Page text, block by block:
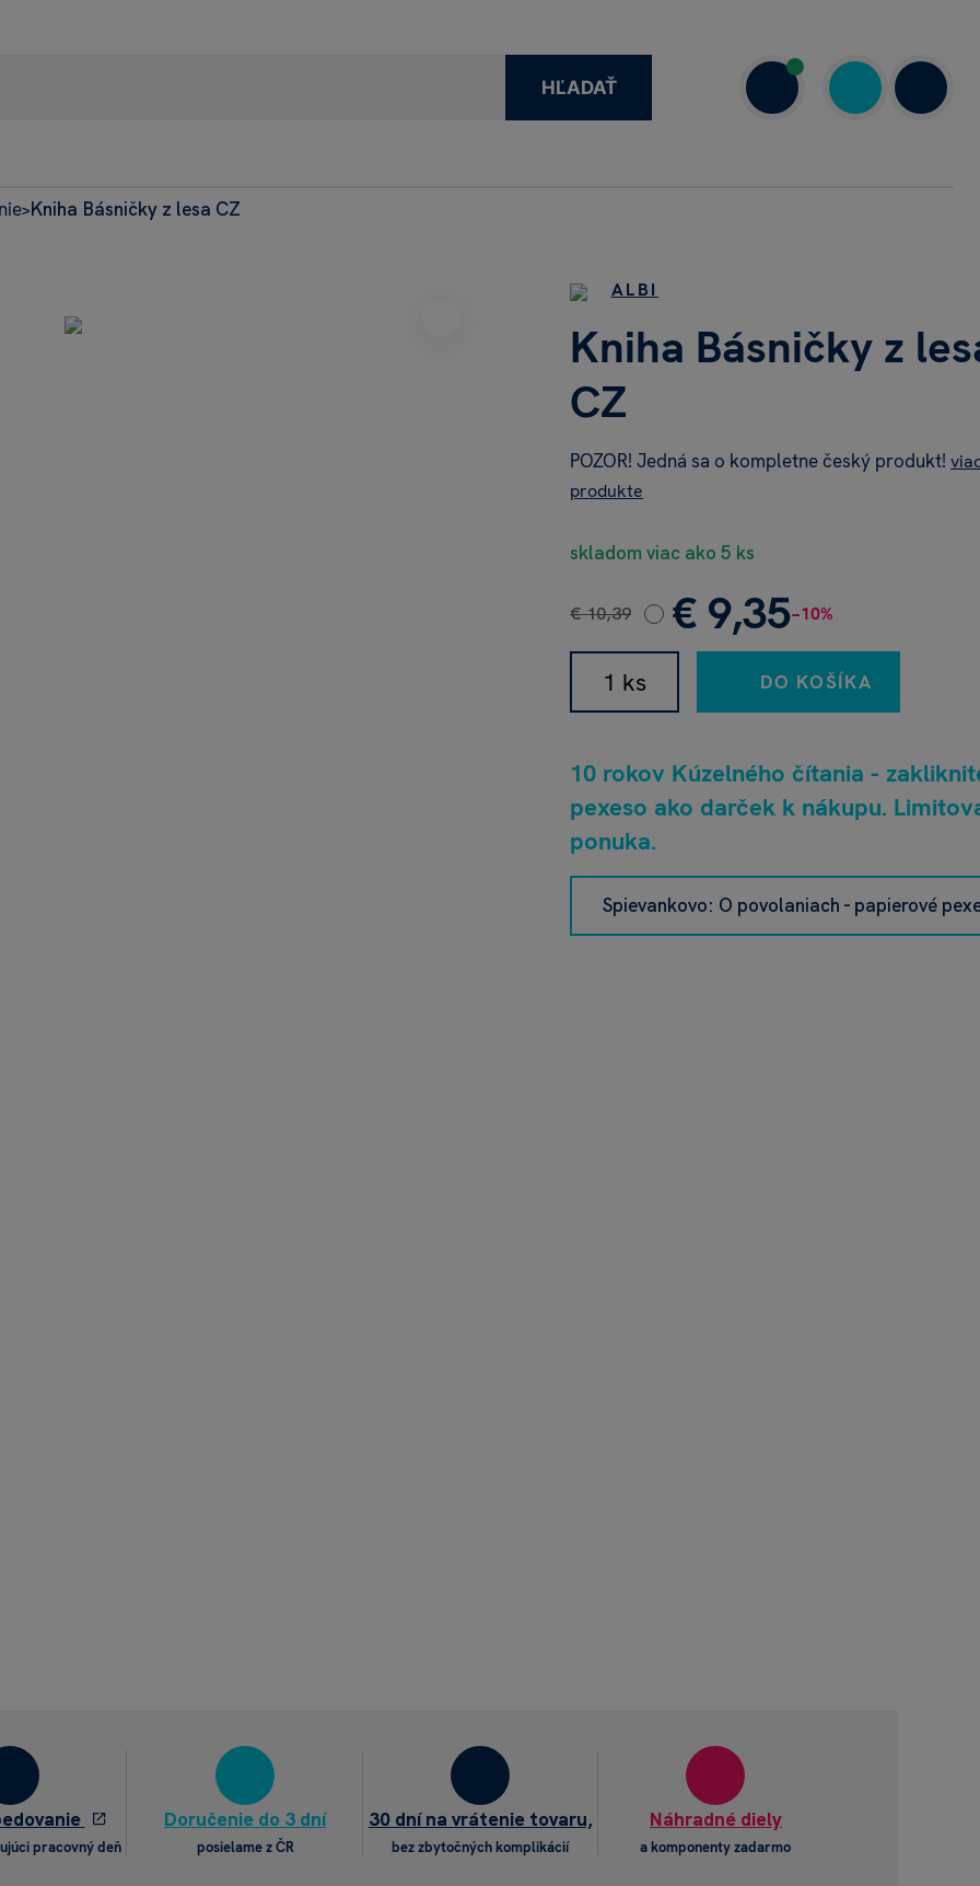
HĽADAŤ
>Kniha Básničky z lesa CZ
ALBI
Kniha Básničky z
CZ
POZOR! Jedná sa o kompletne český produkt!
produkte
skladom viac ako 5 ks
€ 10,39 € 9,35−10%
DO KOŠÍKA
10 rokov Kúzelného čítania -
pexeso ako darček k nákupu.
ponuka.
Spievankovo: O povolaniach - papierové
pracovný deň
Doručenie do 3 dní
posielame z ČR
30 dní na vrátenie tovaru,
bez zbytočných komplikácií
Náhradné diely
a komponenty zadarmo